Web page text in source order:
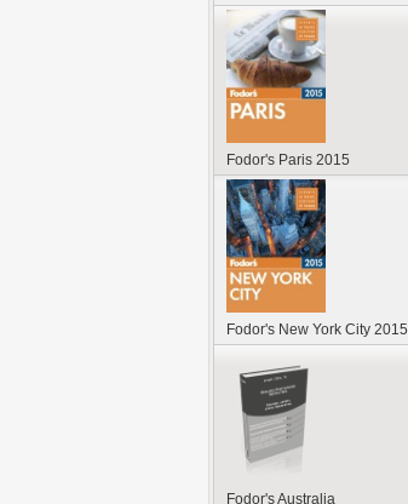
Fodor's Paris 2015
Fodor's New York City 2015
Fodor's Australia